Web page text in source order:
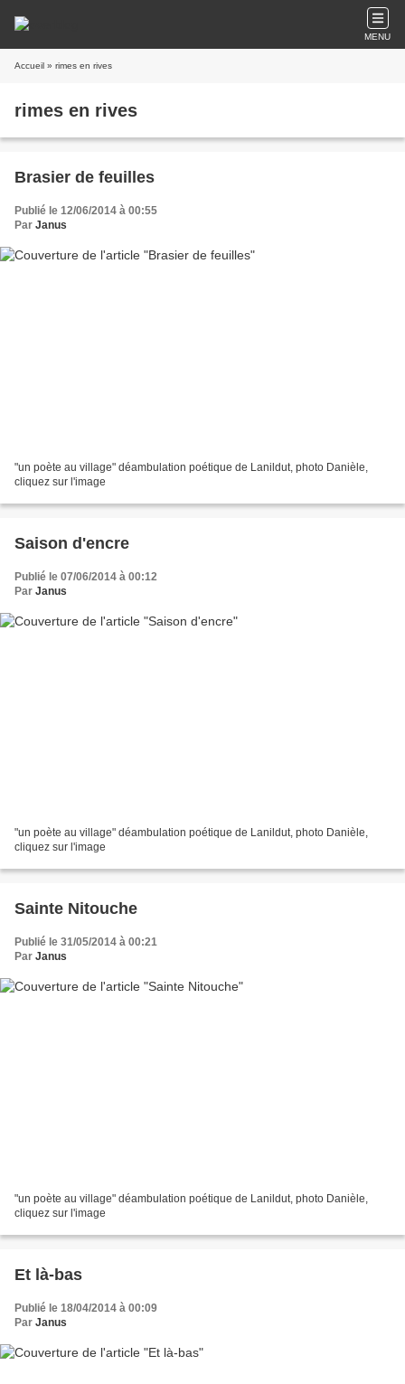
MENU
Accueil » rimes en rives
rimes en rives
Brasier de feuilles
Publié le 12/06/2014 à 00:55
Par Janus
"un poète au village" déambulation poétique de Lanildut, photo Danièle,
cliquez sur l'image
Saison d'encre
Publié le 07/06/2014 à 00:12
Par Janus
"un poète au village" déambulation poétique de Lanildut, photo Danièle,
cliquez sur l'image
Sainte Nitouche
Publié le 31/05/2014 à 00:21
Par Janus
"un poète au village" déambulation poétique de Lanildut, photo Danièle,
cliquez sur l'image
Et là-bas
Publié le 18/04/2014 à 00:09
Par Janus